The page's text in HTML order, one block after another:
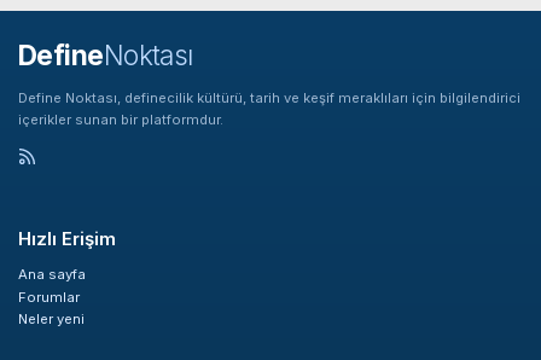
DefineNoktası
Define Noktası, definecilik kültürü, tarih ve keşif meraklıları için bilgilendirici
içerikler sunan bir platformdur.
Hızlı Erişim
Ana sayfa
Forumlar
Neler yeni